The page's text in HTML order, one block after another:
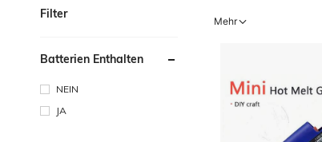
Filter
Batterien Enthalten
NEIN
JA
Mehr